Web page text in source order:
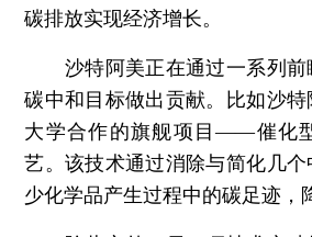
碳排放实现经济增长。
沙特阿美正在通过一系列前
碳中和目标做出贡献。比如沙
大学合作的旗舰项目——催化
艺。该技术通过消除与简化几
少化学品产生过程中的碳足迹，